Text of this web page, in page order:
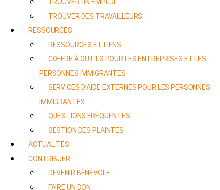
TROUVER UN EMPLOI
TROUVER DES TRAVAILLEURS
RESSOURCES
RESSOURCES ET LIENS
COFFRE À OUTILS POUR LES ENTREPRISES ET LES
PERSONNES IMMIGRANTES
SERVICES D’AIDE EXTERNES POUR LES PERSONNES
IMMIGRANTES
QUESTIONS FRÉQUENTES
GESTION DES PLAINTES
ACTUALITÉS
CONTRIBUER
DEVENIR BÉNÉVOLE
FAIRE UN DON